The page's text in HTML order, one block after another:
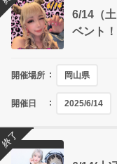
6/14（
ベント！
開催場所 岡山県
開催日 2025/6/14
終了